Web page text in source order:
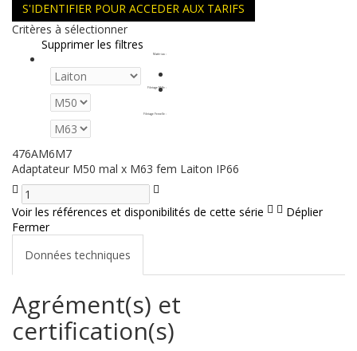
S'IDENTIFIER POUR ACCEDER AUX TARIFS
Critères à sélectionner
Supprimer les filtres
Matériau :
Filetage Mâle :
Filetage Femelle :
476AM6M7
Adaptateur M50 mal x M63 fem Laiton IP66
Voir les références et disponibilités de cette série
Déplier
Fermer
Données techniques
Agrément(s) et
certification(s)